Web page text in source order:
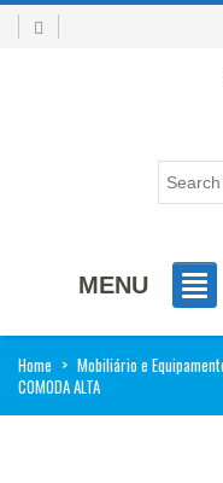
MENU
Home > Mobiliário e
COMODA ALTA